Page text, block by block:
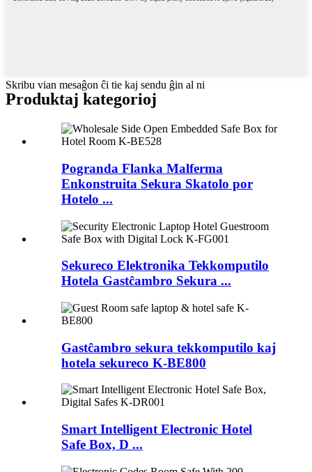
Skribu vian mesaĝon ĉi tie kaj sendu ĝin al ni
Produktaj kategorioj
Pogranda Flanka Malferma
Enkonstruita Sekura Skatolo por
Hotelo ...
Sekureco Elektronika Tekkomputilo
Hotela Gastĉambro Sekura ...
Gastĉambro sekura tekkomputilo kaj
hotela sekureco K-BE800
Smart Intelligent Electronic Hotel
Safe Box, D ...